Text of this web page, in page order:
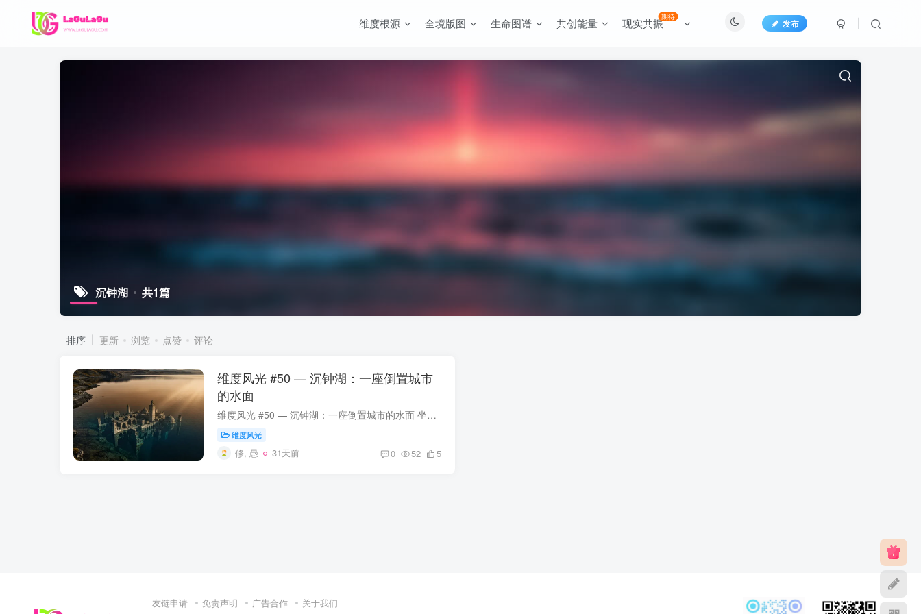
发布
维度根源 全境版图 生命图谱 共创能量 现实共振期待
沉钟湖 共1篇
排序 更新 浏览 点赞 评论
维度风光 #50 — 沉钟湖：一座倒置城市
的水面
维度风光 #50 — 沉钟湖：一座倒置城市的水面 坐标维度：Ω-71 深层支线 / 镜舌盆地 北缘 · 沉钟湖主体水域及水下倒置城区第Ⅰ至第Ⅶ观测区当地称呼：'倒镜海'——Ω-71原住民对这片水域的古老...
维度风光
修, 愚 31天前 0 52 5
友链申请 免责声明 广告合作 关于我们